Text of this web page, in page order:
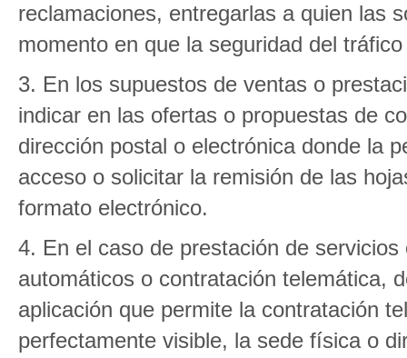
reclamaciones, entregarlas a quien las
momento en que la seguridad del
3. En los supuestos de ventas o
indicar en las ofertas o propuestas de
dirección postal o electrónica donde la
acceso o solicitar la remisión de las
formato electrónico.
4. En el caso de prestación de
automáticos o contratación telemática,
aplicación que permite la contratación
perfectamente visible, la sede física o